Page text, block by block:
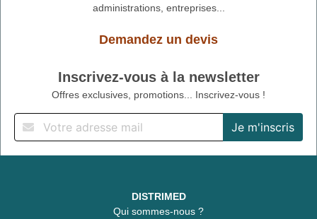
administrations, entreprises...
Demandez un devis
Inscrivez-vous à la newsletter
Offres exclusives, promotions... Inscrivez-vous !
DISTRIMED
Qui sommes-nous ?